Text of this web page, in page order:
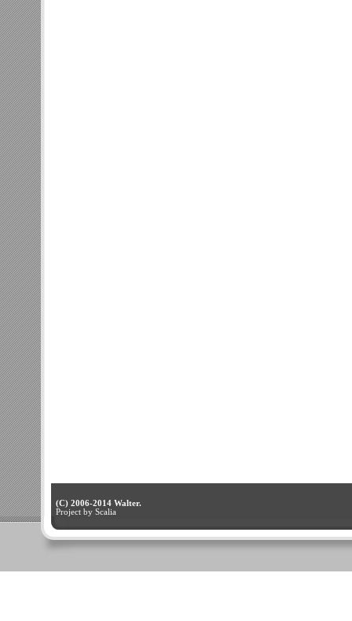
(C) 2006-2014 Walter.
Project by Scalia